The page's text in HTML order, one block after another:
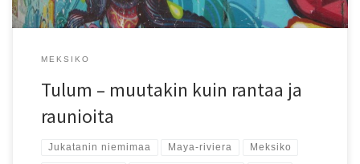
MEKSIKO
Tulum – muutakin kuin rantaa ja
raunioita
Jukatanin niemimaa Maya-riviera Meksiko